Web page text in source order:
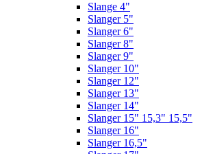
Slange 4"
Slanger 5"
Slanger 6"
Slanger 8"
Slanger 9"
Slanger 10"
Slanger 12"
Slanger 13"
Slanger 14"
Slanger 15" 15,3" 15,5"
Slanger 16"
Slanger 16,5"